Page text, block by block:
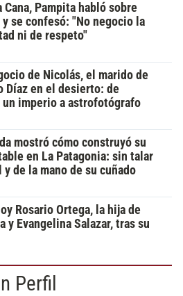
Cana, Pampita habló sobre
y se confesó: "No negocio la
ni de respeto"
de Nicolás, el marido de
Díaz en el desierto: de
un imperio a astrofotógrafo
mostró cómo construyó su
en La Patagonia: sin talar
de la mano de su cuñado
Rosario Ortega, la hija de
y Evangelina Salazar, tras su
Perfil